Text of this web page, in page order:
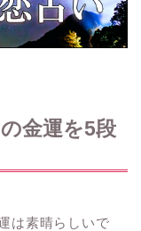
金運を5段
は素晴らしいで